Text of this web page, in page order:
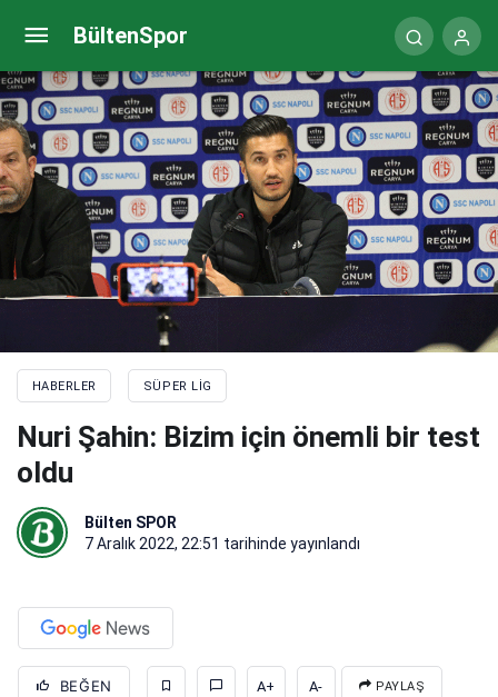
BültenSpor
HABERLER SÜPER LIG
Nuri Şahin: Bizim için önemli bir test
oldu
Bülten SPOR
7 Aralık 2022, 22:51 tarihinde yayınlandı
BEĞEN A+ A- PAYLAŞ
Luciano Spalletti: Antalyaspor’un Nuri Şahin’e sahip
olması büyük şans